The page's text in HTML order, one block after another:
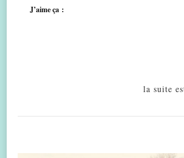
J’aime ça :
la suite